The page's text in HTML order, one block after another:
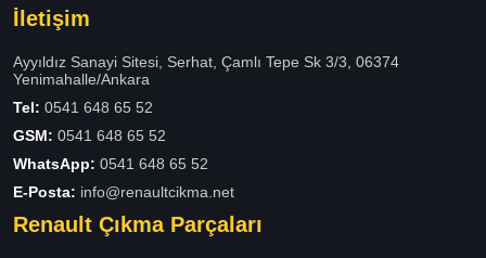
İletişim
Ayyıldız Sanayi Sitesi, Serhat, Çamlı Tepe Sk 3/3, 06374
Yenimahalle/Ankara
Tel: 0541 648 65 52
GSM: 0541 648 65 52
WhatsApp: 0541 648 65 52
E-Posta: info@renaultcikma.net
Renault Çıkma Parçaları